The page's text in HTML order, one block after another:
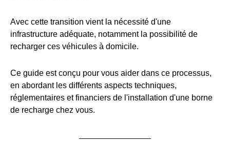
Avec cette transition vient la nécessité d'une
infrastructure adéquate, notamment la possibilité de
recharger ces véhicules à domicile.
Ce guide est conçu pour vous aider dans ce processus,
en abordant les différents aspects techniques,
réglementaires et financiers de l'installation d'une borne
de recharge chez vous.